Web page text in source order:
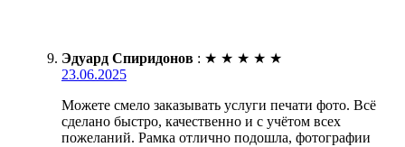
Эдуард Спиридонов : ★ ★ ★ ★ ★
23.06.2025
Можете смело заказывать услуги печати фото. Всё
сделано быстро, качественно и с учётом всех
пожеланий. Рамка отлично подошла, фотографии